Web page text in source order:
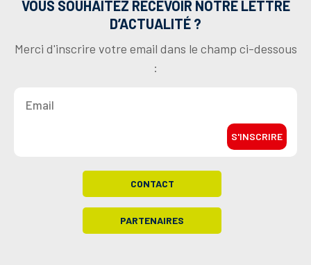
VOUS SOUHAITEZ RECEVOIR NOTRE LETTRE
D’ACTUALITÉ ?
Merci d'inscrire votre email dans le champ ci-dessous
:
S'INSCRIRE
CONTACT
PARTENAIRES